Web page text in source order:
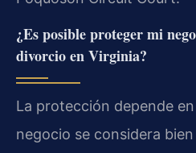
¿Es posible proteger mi
divorcio en Virginia?
La protección depende
negocio se considera